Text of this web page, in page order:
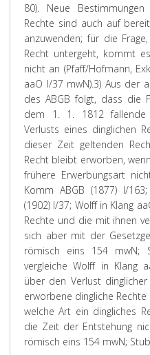
80). Neue
Rechte sind auch auf
anzuwenden; für die
Recht untergeht, kommt
nicht an (Pfaff/Hofmann,
aaO I/37 mwN).3) Aus der
des ABGB folgt, dass die
dem 1. 1. 1812
Verlusts eines dinglichen
dieser Zeit geltenden
Recht bleibt erworben,
frühere Erwerbungsart
Komm ABGB (1877) I/
(1902) I/37; Wolff in Klang
Rechte und die mit ihnen
sich aber mit der
römisch eins 154 mwN;
vergleiche Wolff in Klang
über den Verlust
erworbene dingliche
welche Art ein dingliches
die Zeit der Entstehung
römisch eins 154 mwN;